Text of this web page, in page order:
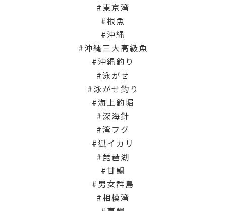
東京湾
根魚
沖縄
沖縄三大高級魚
沖縄釣り
泳がせ
泳がせ釣り
海上釣堀
深海針
湾フグ
狐イカリ
琵琶湖
甘鯛
男女群島
相模湾